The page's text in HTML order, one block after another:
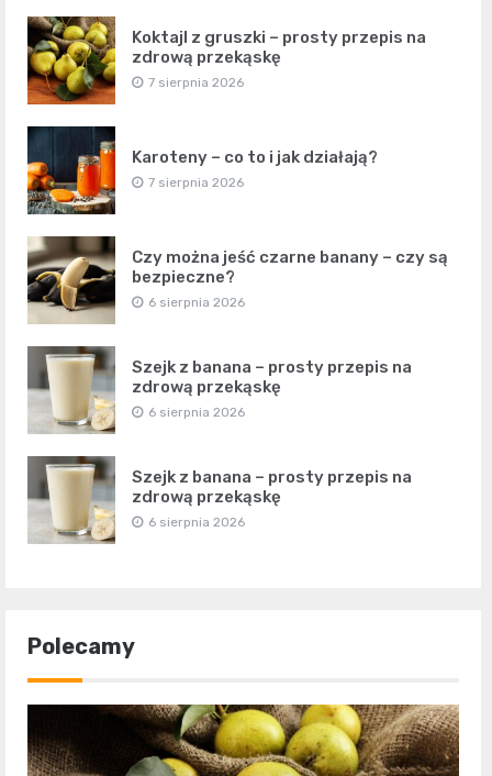
Koktajl z gruszki – prosty przepis na
zdrową przekąskę
7 sierpnia 2026
Karoteny – co to i jak działają?
7 sierpnia 2026
Czy można jeść czarne banany – czy są
bezpieczne?
6 sierpnia 2026
Szejk z banana – prosty przepis na
zdrową przekąskę
6 sierpnia 2026
Szejk z banana – prosty przepis na
zdrową przekąskę
6 sierpnia 2026
Polecamy